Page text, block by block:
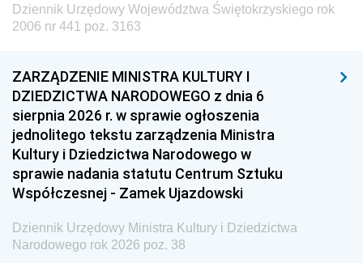
Dziennik Urzędowy Województwa Świętokrzyskiego rok
2006 nr 441 poz. 3163
ZARZĄDZENIE MINISTRA KULTURY I
DZIEDZICTWA NARODOWEGO z dnia 6
sierpnia 2026 r. w sprawie ogłoszenia
jednolitego tekstu zarządzenia Ministra
Kultury i Dziedzictwa Narodowego w
sprawie nadania statutu Centrum Sztuku
Współczesnej - Zamek Ujazdowski
Dziennik Urzędowy Ministra Kultury i Dziedzictwa
Narodowego rok 2026 poz. 38